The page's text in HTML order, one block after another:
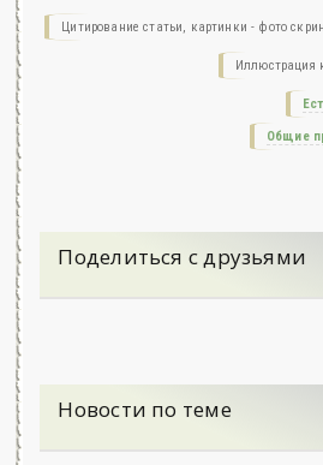
Цитирование статьи, картинки - фото
Иллюстрация
Общие
Поделиться с друзьями
Новости по теме